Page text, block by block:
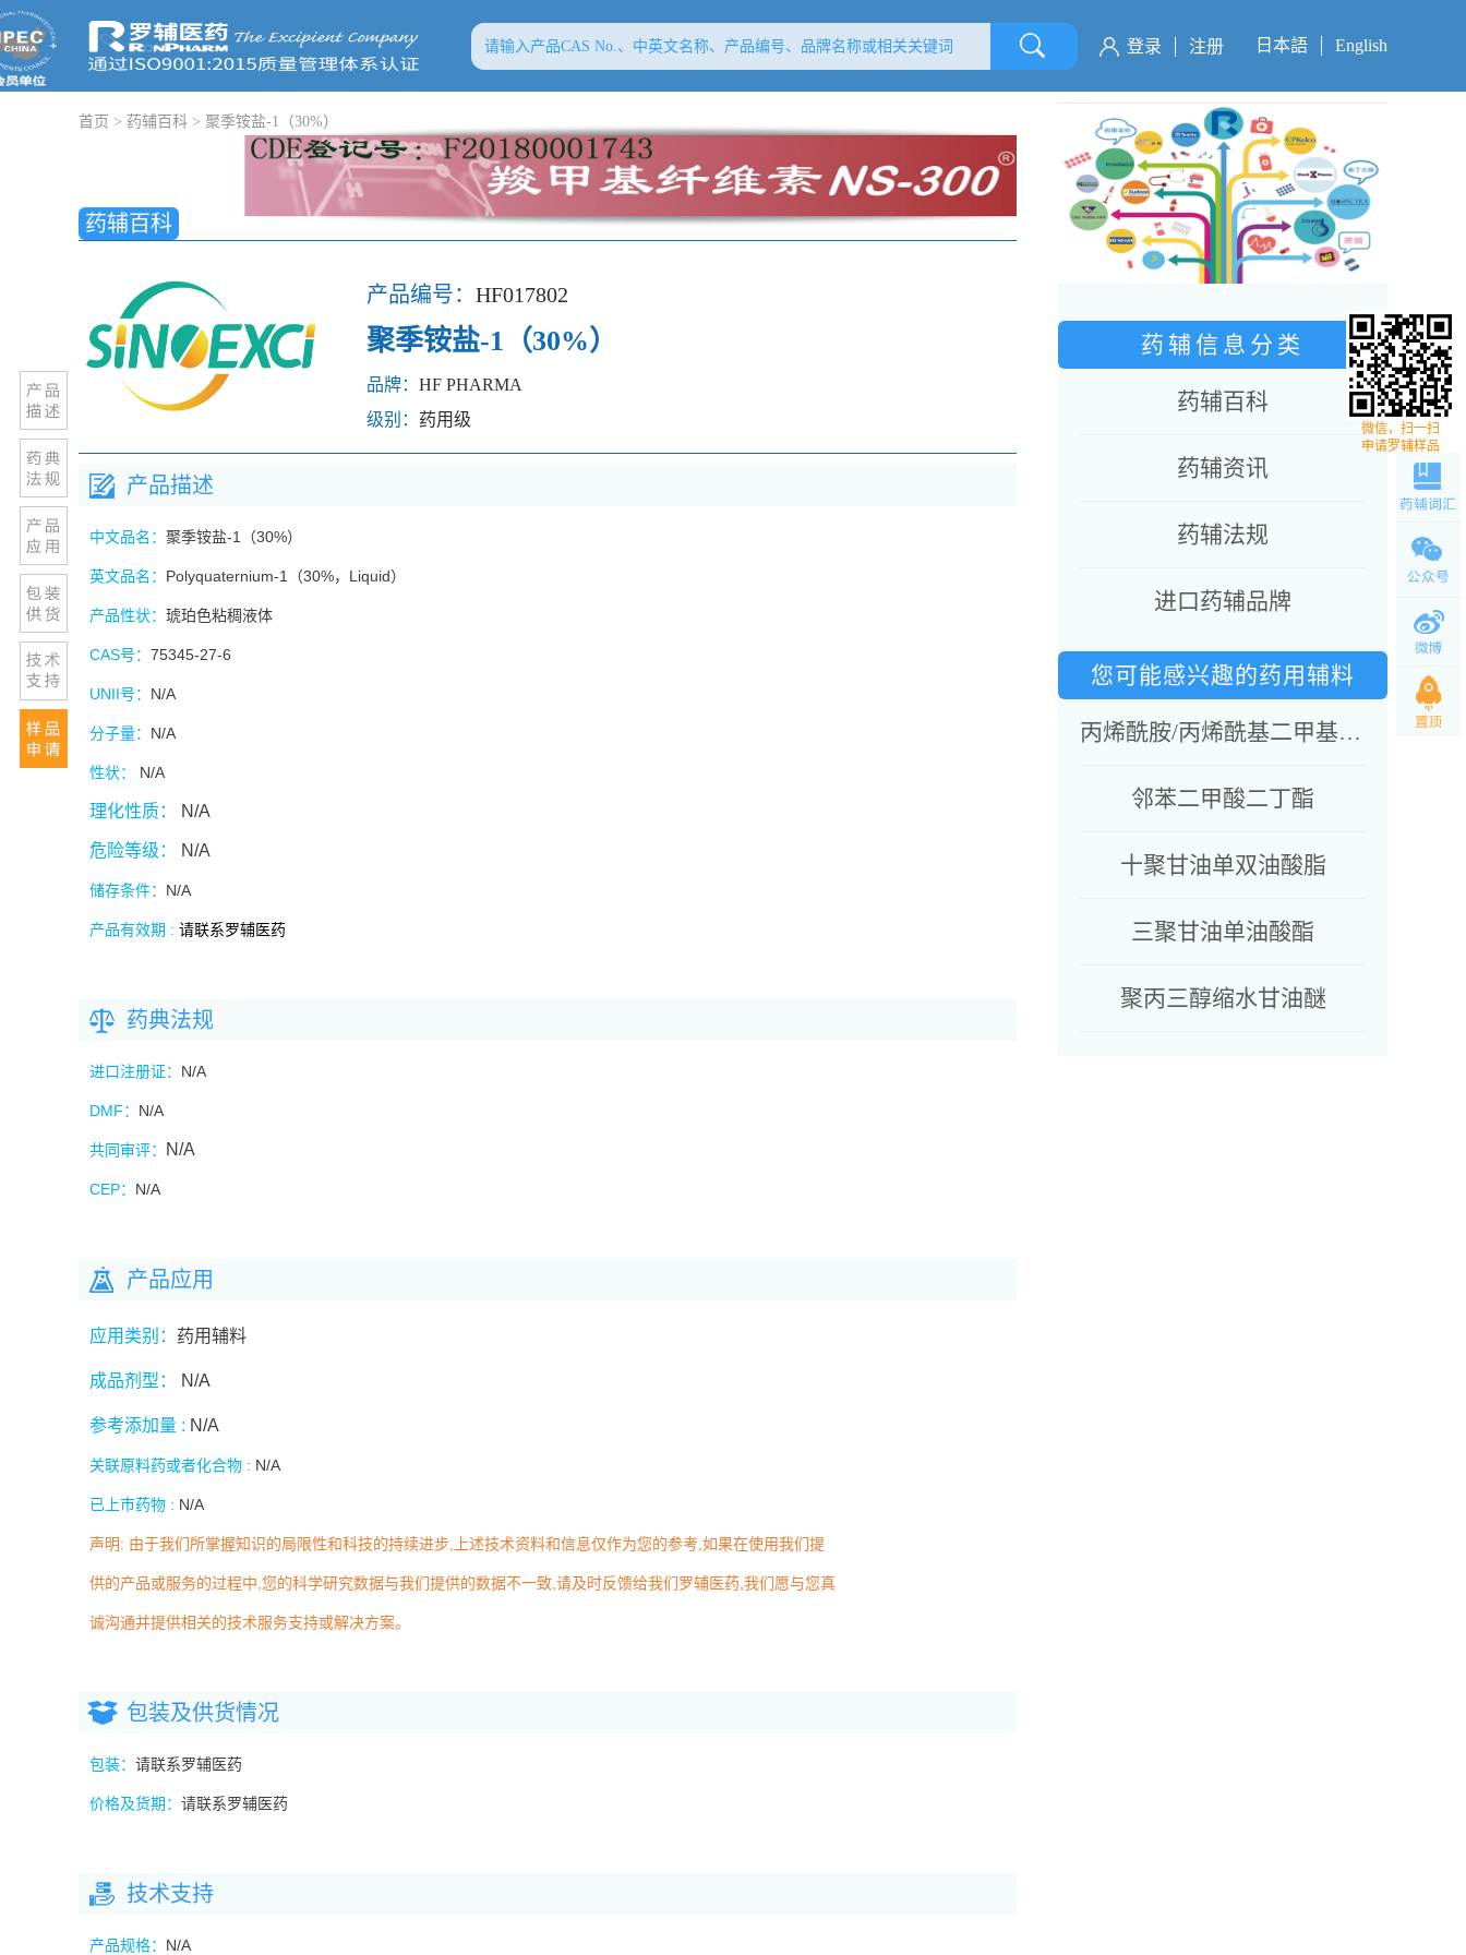
日本語 English
登录 注册
药辅信息分类
药辅百科
药辅资讯
药辅法规
进口药辅品牌
您可能感兴趣的药用辅料
丙烯酰胺/丙烯酰基二甲基牛磺酸钠共聚物&异十六烷&聚山梨酯80&山梨坦油酸酯
邻苯二甲酸二丁酯
十聚甘油单双油酸脂
三聚甘油单油酸酯
聚丙三醇缩水甘油醚
首页 > 药辅百科 > 聚季铵盐-1（30%）
药辅百科
产品编号： HF017802
聚季铵盐-1（30%）
品牌： HF PHARMA
级别： 药用级
产品描述
中文品名： 聚季铵盐-1（30%）
英文品名： Polyquaternium-1（30%，Liquid）
产品性状： 琥珀色粘稠液体
CAS号： 75345-27-6
UNII号： N/A
分子量： N/A
性状： N/A
理化性质： N/A
危险等级： N/A
储存条件： N/A
产品有效期 : 请联系罗辅医药
药典法规
进口注册证： N/A
DMF： N/A
共同审评： N/A
CEP： N/A
产品应用
应用类别： 药用辅料
成品剂型： N/A
参考添加量 : N/A
关联原料药或者化合物 : N/A
已上市药物 : N/A
声明: 由于我们所掌握知识的局限性和科技的持续进步,上述技术资料和信息仅作为您的参考,如果在使用我们提
供的产品或服务的过程中,您的科学研究数据与我们提供的数据不一致,请及时反馈给我们罗辅医药,我们愿与您真
诚沟通并提供相关的技术服务支持或解决方案。
包装及供货情况
包装： 请联系罗辅医药
价格及货期： 请联系罗辅医药
技术支持
产品规格： N/A
微信，扫一扫
申请罗辅样品